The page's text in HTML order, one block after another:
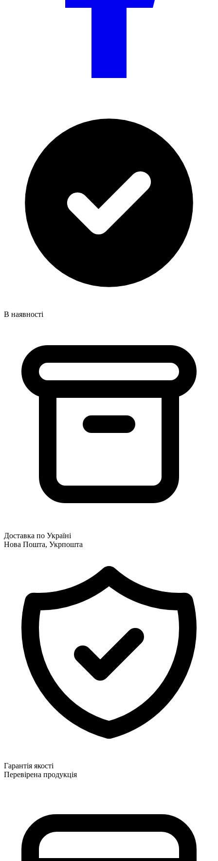
В наявності
Доставка по Україні
Нова Пошта, Укрпошта
Гарантія якості
Перевірена продукція